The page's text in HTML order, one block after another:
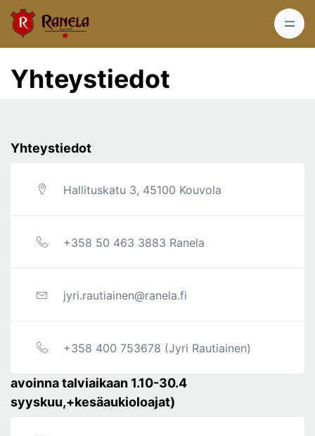
Yhteystiedot
Yhteystiedot
Hallituskatu 3, 45100 Kouvola
+358 50 463 3883 Ranela
jyri.rautiainen@ranela.fi
+358 400 753678 (Jyri Rautiainen)
avoinna talviaikaan 1.10-30.4
syyskuu,+kesäaukioloajat)